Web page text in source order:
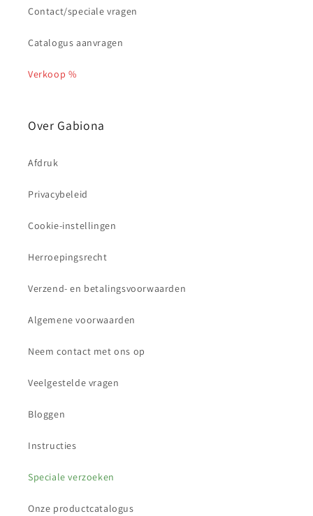
Contact/speciale vragen
Catalogus aanvragen
Verkoop %
Over Gabiona
Afdruk
Privacybeleid
Cookie-instellingen
Herroepingsrecht
Verzend- en betalingsvoorwaarden
Algemene voorwaarden
Neem contact met ons op
Veelgestelde vragen
Bloggen
Instructies
Speciale verzoeken
Onze productcatalogus